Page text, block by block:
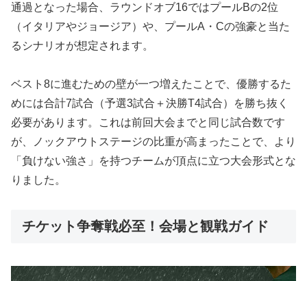
通過となった場合、ラウンドオブ16ではプールBの2位
（イタリアやジョージア）や、プールA・Cの強豪と当た
るシナリオが想定されます。
ベスト8に進むための壁が一つ増えたことで、優勝するた
めには合計7試合（予選3試合＋決勝T4試合）を勝ち抜く
必要があります。これは前回大会までと同じ試合数です
が、ノックアウトステージの比重が高まったことで、より
「負けない強さ」を持つチームが頂点に立つ大会形式とな
りました。
チケット争奪戦必至！会場と観戦ガイド